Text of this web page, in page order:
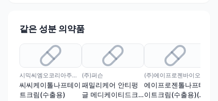
같은 성분 의약품
시믹씨엠오코리아주식회사
씨씨케이톨나프테이
트크림(수출용)
(주)퍼슨
패밀리케어 안티펑
글 메디케이티드크
에이프로젠톨나프테
이트크림(수출용)(수